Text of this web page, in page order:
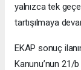
yalnızca tek
tartışılmaya
EKAP sonuç
Kanunu’nun 21/